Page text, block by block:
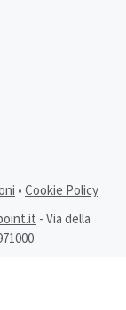
• Cookie Policy
- Via della